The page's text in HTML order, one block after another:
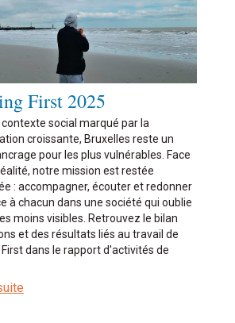
First 2025
contexte social marqué par la
croissante, Bruxelles reste un
pour les plus vulnérables. Face
notre mission est restée
: accompagner, écouter et redonner
à chacun dans une société qui oublie
moins visibles. Retrouvez le bilan
et des résultats liés au travail de
First dans le rapport d'activités de